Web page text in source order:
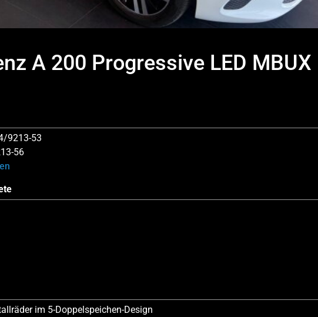
A 200 Progressive LED MBUX
9213-53
56
im 5-Doppelspeichen-Design